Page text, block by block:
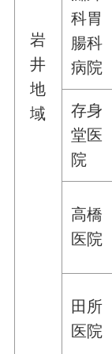
岩
井
地
域
科胃
腸科
病院
存身
堂医
院
高橋
医院
田所
医院